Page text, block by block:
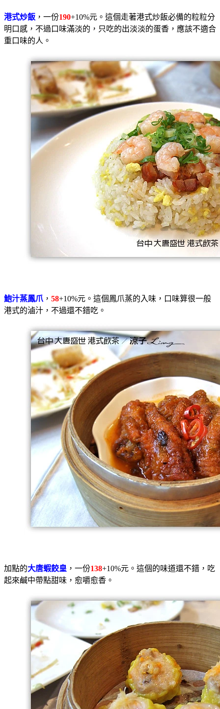
港式炒飯 ，一份190+10%元。這個走著港式炒飯必備的粒粒分
明口感，不過口味滿淡的，只吃的出淡淡的蛋香，應該不適合
重口味的人。
鮑汁蒸鳳爪 ， 58+10%元。這個鳳爪蒸的入味，口味算很一般
港式的滷汁，不過還不錯吃。
加點的大唐蝦餃皇 ，一份138+10%元。這個的味道還不錯，吃
起來鹹中帶點甜味，愈嚼愈香。